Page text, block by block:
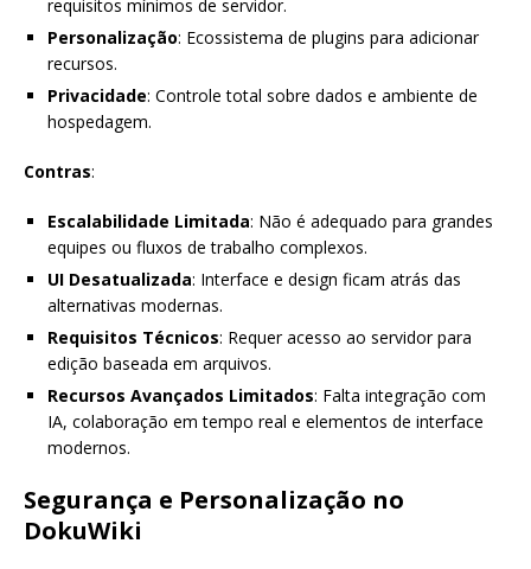
requisitos mínimos de servidor.
Personalização: Ecossistema de plugins para adicionar
recursos.
Privacidade: Controle total sobre dados e ambiente de
hospedagem.
Contras:
Escalabilidade Limitada: Não é adequado para grandes
equipes ou fluxos de trabalho complexos.
UI Desatualizada: Interface e design ficam atrás das
alternativas modernas.
Requisitos Técnicos: Requer acesso ao servidor para
edição baseada em arquivos.
Recursos Avançados Limitados: Falta integração com
IA, colaboração em tempo real e elementos de interface
modernos.
Segurança e Personalização no
DokuWiki